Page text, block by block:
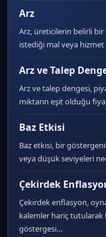
Arz
Arz, üreticilerin belirli
istediği mal veya hizmet
Arz ve Talep
Arz ve talep dengesi,
miktarın eşit olduğu
Baz Etkisi
Baz etkisi, bir
veya düşük seviyeleri
Çekirdek
Çekirdek enflasyon,
kalemler hariç tutularak
göstergesi…